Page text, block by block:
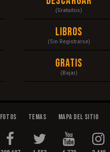
(Gratuitos)
Libros
(Sin Registrarse)
Gratis
(Bajar)
Fotos Temas Mapa del Sitio